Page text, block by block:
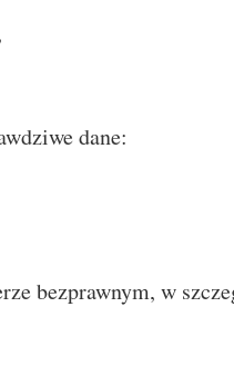
dane:
bezprawnym, w